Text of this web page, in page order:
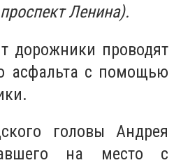
Ленина).
дорожники проводят
асфальта с помощью
головы Андрея
на место с